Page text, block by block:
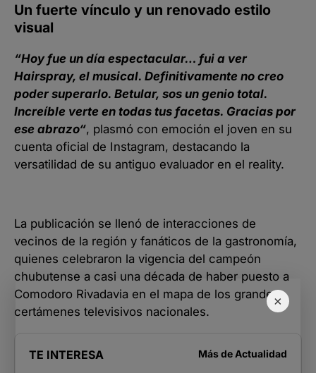
×
Un fuerte vínculo y un renovado estilo
visual
“Hoy fue un día espectacular… fui a ver
Hairspray, el musical. Definitivamente no creo
poder superarlo. Betular, sos un genio total.
Increíble verte en todas tus facetas. Gracias por
ese abrazo“, plasmó con emoción el joven en su
cuenta oficial de Instagram, destacando la
versatilidad de su antiguo evaluador en el reality.
La publicación se llenó de interacciones de
vecinos de la región y fanáticos de la gastronomía,
quienes celebraron la vigencia del campeón
chubutense a casi una década de haber puesto a
Comodoro Rivadavia en el mapa de los grandes
certámenes televisivos nacionales.
TE INTERESA Más de Actualidad